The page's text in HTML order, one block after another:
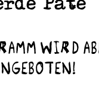
Pate
wird